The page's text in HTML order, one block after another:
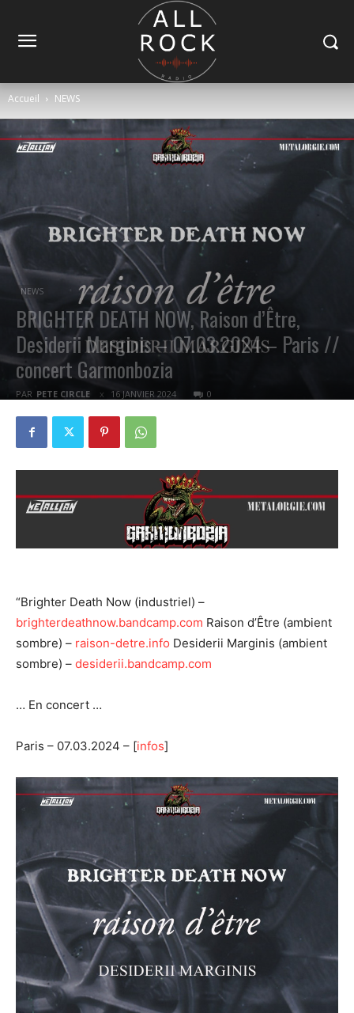
Accueil NEWS
NEWS
BRIGHTER DEATH NOW, Raison d’Être,
Desiderii Marginis – 07.03.2024 – Paris //
concert Garmonbozia
PAR PETE CIRCLE 16 JANVIER 2024 0
“Brighter Death Now (industriel) –
brighterdeathnow.bandcamp.com Raison d’Être (ambient
sombre) – raison-detre.info Desiderii Marginis (ambient
sombre) – desiderii.bandcamp.com
… En concert …
Paris – 07.03.2024 – [infos]